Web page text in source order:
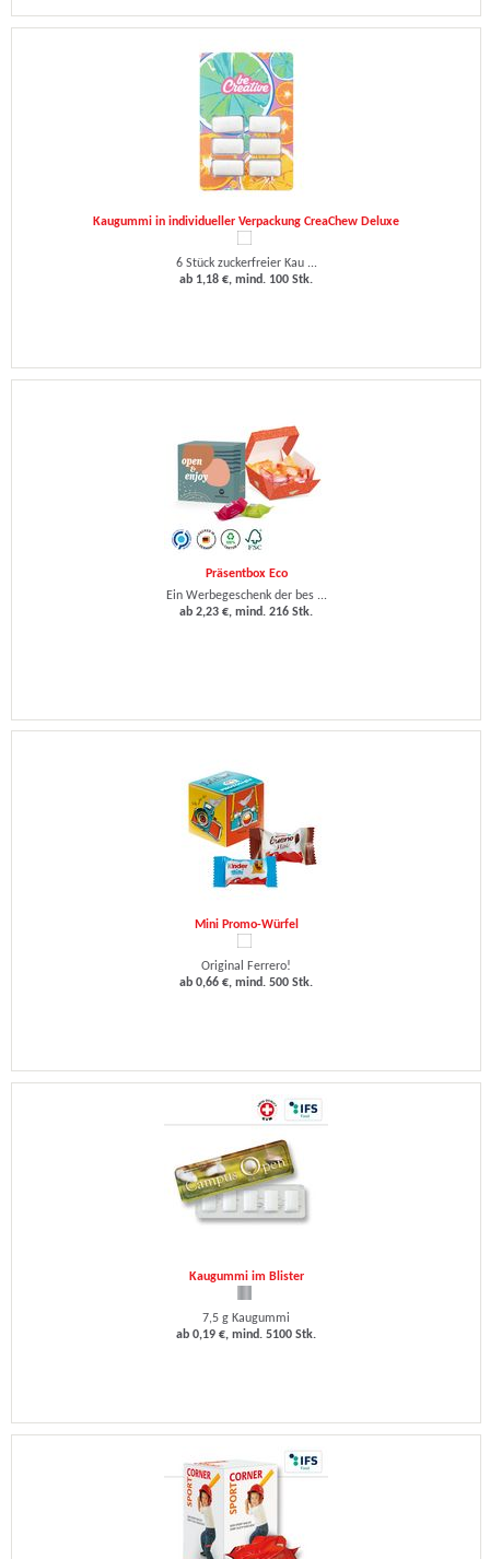
Kaugummi in individueller Verpackung CreaChew Deluxe
6 Stück zuckerfreier Kau ...
ab 1,18 €, mind. 100 Stk.
Präsentbox Eco
Ein Werbegeschenk der bes ...
ab 2,23 €, mind. 216 Stk.
Mini Promo-Würfel
Original Ferrero!
ab 0,66 €, mind. 500 Stk.
Kaugummi im Blister
7,5 g Kaugummi
ab 0,19 €, mind. 5100 Stk.